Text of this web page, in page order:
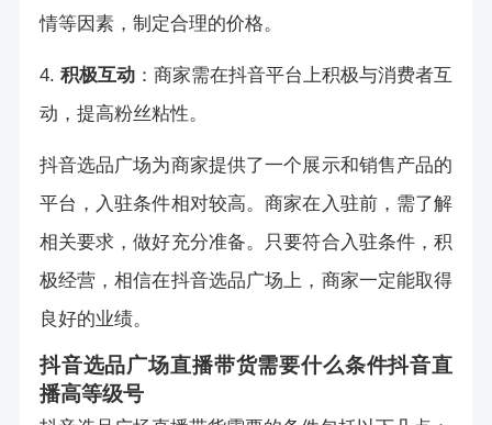
情等因素，制定合理的价格。
4. 积极互动：商家需在抖音平台上积极与消费者互
动，提高粉丝粘性。
抖音选品广场为商家提供了一个展示和销售产品的
平台，入驻条件相对较高。商家在入驻前，需了解
相关要求，做好充分准备。只要符合入驻条件，积
极经营，相信在抖音选品广场上，商家一定能取得
良好的业绩。
抖音选品广场直播带货需要什么条件抖音直
播高等级号